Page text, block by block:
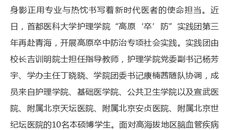
身影正用专业与热忱书写着新时代医者的使命担当。近
日，首都医科大学护理学院“高原‘卒’防”实践团第三
年再赴青海，开展高原卒中防治专项社会实践。实践团由
校长吉训明院士担任指导教师，护理学院党委副书记杨芳
宇、学办主任丁晓晓、学院团委书记康楠茜随队协调，成
员来自护理学院、基础医学院、公共卫生学院以及宣武医
院、附属北京天坛医院、附属北京安贞医院、附属北京世
纪坛医院的10名本硕博学生。面对高海拔地区脑血管疾病